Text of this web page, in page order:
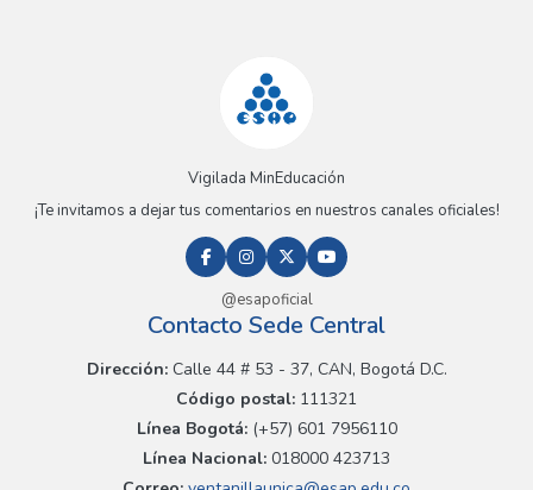
Vigilada MinEducación
¡Te invitamos a dejar tus comentarios en nuestros canales oficiales!
@esapoficial
Contacto Sede Central
Dirección:Calle 44 # 53 - 37, CAN, Bogotá D.C.
Código postal: 111321
Línea Bogotá:(+57) 601 7956110
Línea Nacional: 018000 423713